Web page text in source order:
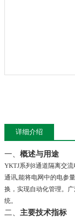
详细介绍
一、 概述与用途
YKTJ系列 8通道隔离交
通讯,能将电网中的电参
换，实现自动化管理。
统。
二、 主要技术指标